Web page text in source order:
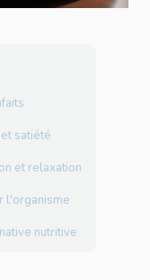
satiété
et relaxation
l'organisme
nutritive